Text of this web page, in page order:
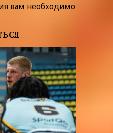
вам необходимо